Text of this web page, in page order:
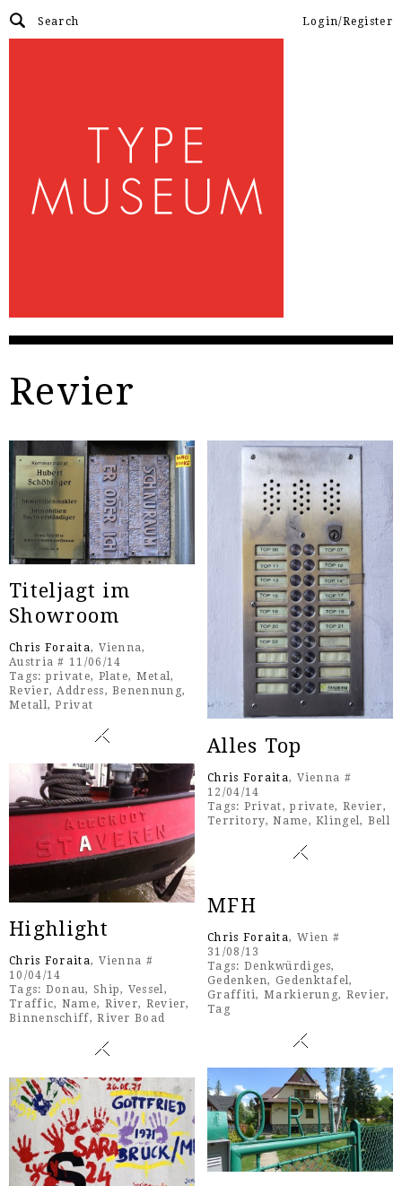
Login/Register
Revier
Titeljagt im
Showroom
Chris Foraita, Vienna,
Austria # 11/06/14
Tags: private, Plate, Metal,
Revier,Address,Benennung,
Metall,Privat
Alles Top
Chris Foraita, Vienna #
12/04/14
Tags: Privat,private, Revier,
Territory,Name,Klingel, Bell
Highlight
Chris Foraita, Vienna #
10/04/14
Tags: Donau, Ship, Vessel,
Traffic, Name, River, Revier,
Binnenschiff,River Boad
MFH
Chris Foraita, Wien #
31/08/13
Tags: Denkwürdiges,
Gedenken,Gedenktafel,
Graffiti,Markierung, Revier,
Tag